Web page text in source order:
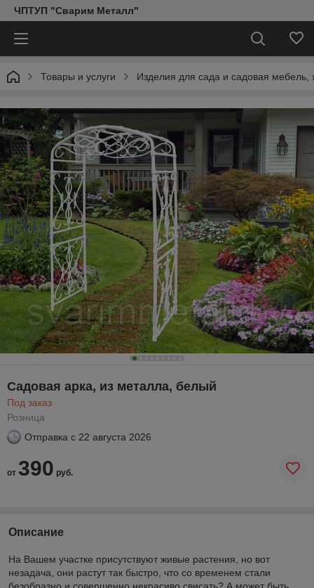
ЧПТУП "Сварим Металл"
Товары и услуги Изделия для сада и садовая мебель,
Садовая арка, из металла, белый
Под заказ
Розница
Отправка с 22 августа 2026
от 390 руб.
Описание
На Вашем участке присутствуют живые растения, но вот
незадача, они растут так быстро, что со временем стали
безобразно и совершенно некрасиво свисать? А может быть